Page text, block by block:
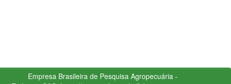
Empresa Brasileira de Pesquisa Agropecuária -